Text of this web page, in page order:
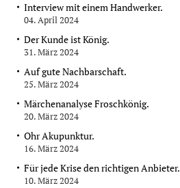
Interview mit einem Handwerker.
04. April 2024
Der Kunde ist König.
31. März 2024
Auf gute Nachbarschaft.
25. März 2024
Märchenanalyse Froschkönig.
20. März 2024
Ohr Akupunktur.
16. März 2024
Für jede Krise den richtigen Anbieter.
10. März 2024